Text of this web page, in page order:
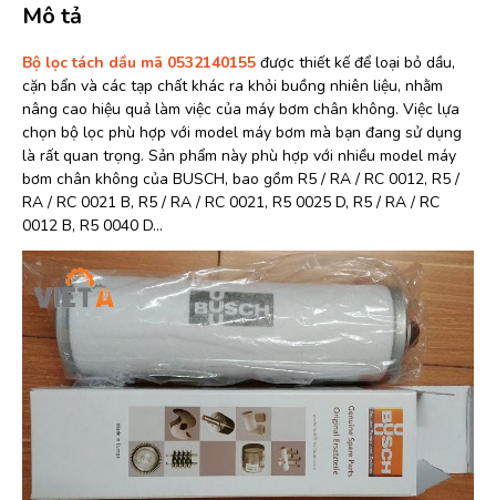
Mô tả
Bộ lọc tách dầu mã 0532140155 được thiết kế để loại bỏ dầu,
cặn bẩn và các tạp chất khác ra khỏi buồng nhiên liệu, nhằm
nâng cao hiệu quả làm việc của máy bơm chân không. Việc lựa
chọn bộ lọc phù hợp với model máy bơm mà bạn đang sử dụng
là rất quan trọng. Sản phẩm này phù hợp với nhiều model máy
bơm chân không của BUSCH, bao gồm R5 / RA / RC 0012, R5 /
RA / RC 0021 B, R5 / RA / RC 0021, R5 0025 D, R5 / RA / RC
0012 B, R5 0040 D…